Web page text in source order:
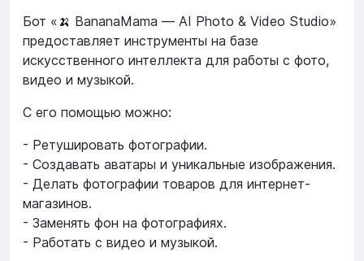
Бот «🍌 BananaMama — AI Photo & Video Studio»
предоставляет инструменты на базе
искусственного интеллекта для работы с фото,
видео и музыкой.
С его помощью можно:
- Ретушировать фотографии.
- Создавать аватары и уникальные изображения.
- Делать фотографии товаров для интернет-
магазинов.
- Заменять фон на фотографиях.
- Работать с видео и музыкой.